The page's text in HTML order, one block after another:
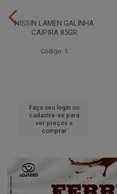
NISSIN LAMEN GALINHA
CAIPIRA 85GR
Código: 1
Faça seu login ou
cadastre-se para
ver preços e
comprar